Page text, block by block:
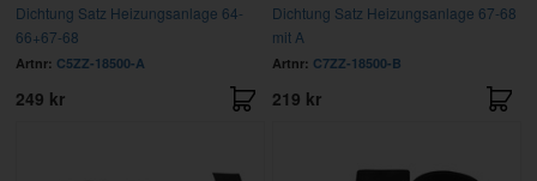
Dichtung Satz Heizungsanlage 64-
66+67-68
Artnr: C5ZZ-18500-A
249 kr
Dichtung Satz Heizungsanlage 67-68
mit A
Artnr: C7ZZ-18500-B
219 kr